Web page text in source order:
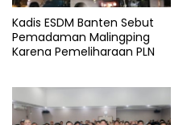
Kadis ESDM Banten Sebut
Pemadaman Malingping
Karena Pemeliharaan PLN